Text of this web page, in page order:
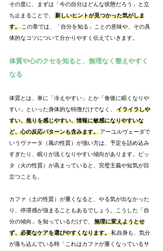
その度に、まずは「今の自分はどんな状態だろう」と立
ち止まることで、
新しいヒントが見つかった気がしま
す。 この章では、「自分を知る」ことの意味や、その具
体的なコツについて分かりやすく伝えていきます。
体質や心のクセを知ると、無理なく整えやすく
なる
体質とは、単に「冷えやすい」とか「食後に眠くなりや
すい」といった身体的な特徴だけでなく、
イライラしや
すい、焦りを感じやすい、情報に敏感になりやすいな
ど、心の反応パターンも含みます。 アーユルヴェーダで
いうヴァータ（風の性質）が強い方は、予定を詰め込み
すぎたり、眠りが浅くなりやすい傾向があります。ピッ
タ（火の性質）が高まっていると、完璧主義や短気が目
立つことも。
カファ（土の性質）が重くなると、やる気が出なかった
り、停滞感が強まることもあるでしょう。こうした「自
分の傾向」を知っているだけで、
無理に変えようとせ
ず、必要なケアを選びやすくなります。私自身も、気分
が落ち込んでいる時「これはカファが重くなっているサ